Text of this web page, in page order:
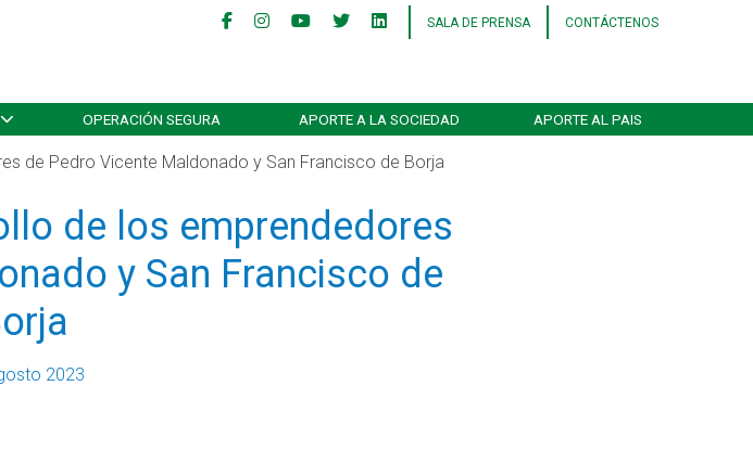
SALA DE PRENSA CONTÁCTENOS
OPERACIÓN SEGURA APORTE A LA SOCIEDAD APORTE AL PAIS
de Pedro Vicente Maldonado y San Francisco de Borja
de los emprendedores
y San Francisco de
2023